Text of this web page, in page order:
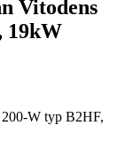
Vitodens
19kW
W typ B2HF,